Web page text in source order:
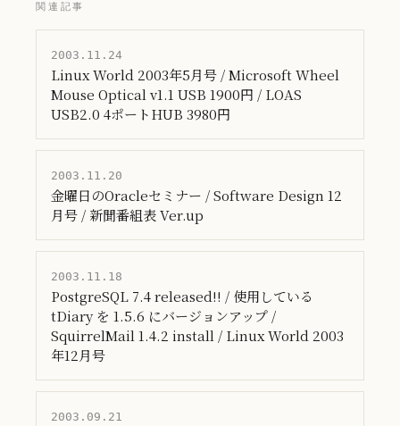
関連記事
2003.11.24
Linux World 2003年5月号 / Microsoft Wheel
Mouse Optical v1.1 USB 1900円 / LOAS
USB2.0 4ポートHUB 3980円
2003.11.20
金曜日のOracleセミナー / Software Design 12
月号 / 新聞番組表 Ver.up
2003.11.18
PostgreSQL 7.4 released!! / 使用している
tDiary を 1.5.6 にバージョンアップ /
SquirrelMail 1.4.2 install / Linux World 2003
年12月号
2003.09.21